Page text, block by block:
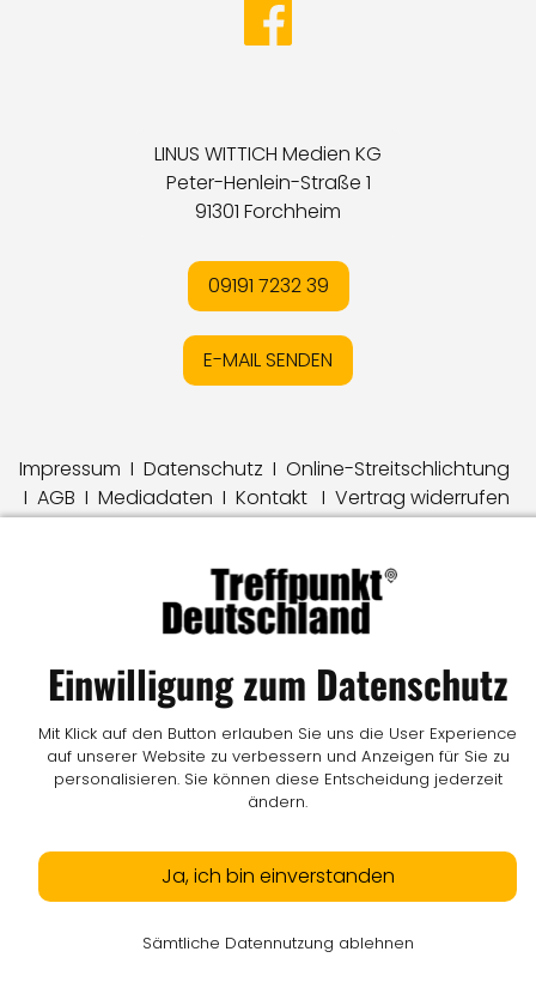
LINUS WITTICH Medien KG
Peter-Henlein-Straße 1
91301 Forchheim
09191 7232 39
E-MAIL SENDEN
Impressum I Datenschutz I Online-Streitschlichtung
I AGB I Mediadaten I Kontakt I Vertrag widerrufen
Einwilligung zum Datenschutz
Mit Klick auf den Button erlauben Sie uns die User Experience
auf unserer Website zu verbessern und Anzeigen für Sie zu
personalisieren. Sie können diese Entscheidung jederzeit
ändern.
Ja, ich bin einverstanden
Sämtliche Datennutzung ablehnen